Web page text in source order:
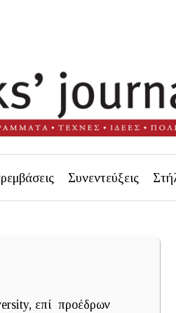
Συνεντεύξεις
επί προέδρων